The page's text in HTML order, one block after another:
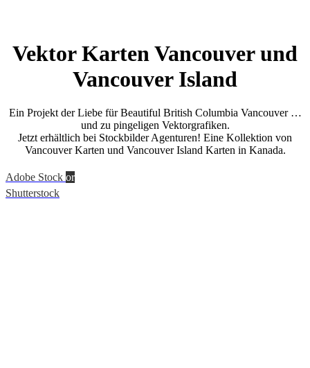
Vektor Karten Vancouver und
Vancouver Island
Ein Projekt der Liebe für Beautiful British Columbia Vancouver …
und zu pingeligen Vektorgrafiken.
Jetzt erhältlich bei Stockbilder Agenturen! Eine Kollektion von
Vancouver Karten und Vancouver Island Karten in Kanada.
Adobe Stock or
Shutterstock